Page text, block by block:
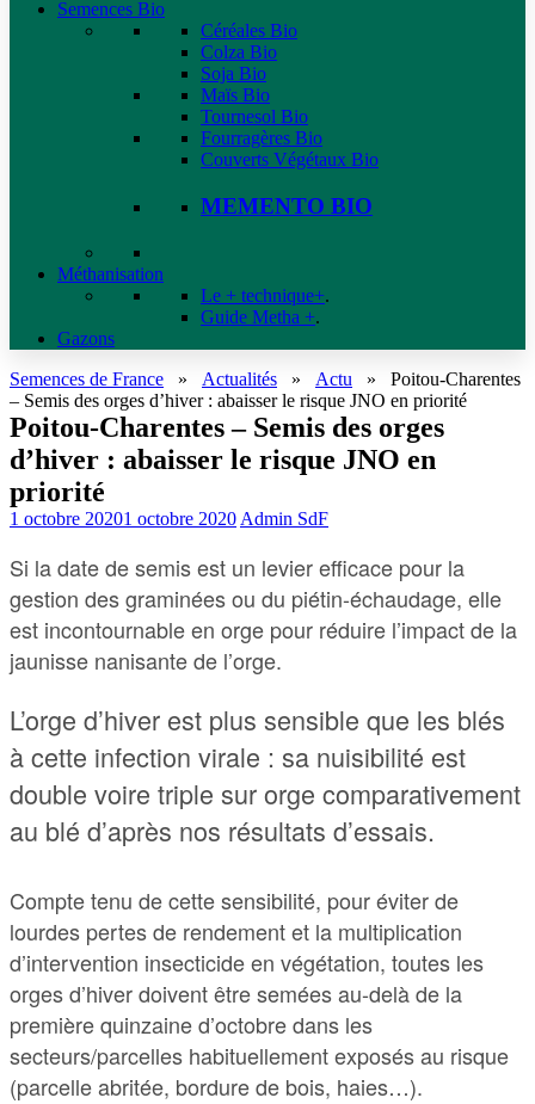
Semences Bio
Céréales Bio
Colza Bio
Soja Bio
Maïs Bio
Tournesol Bio
Fourragères Bio
Couverts Végétaux Bio
MEMENTO BIO
Méthanisation
Le + technique+.
Guide Metha +.
Gazons
Semences de France » Actualités » Actu » Poitou-Charentes
– Semis des orges d’hiver : abaisser le risque JNO en priorité
Poitou-Charentes – Semis des orges
d’hiver : abaisser le risque JNO en
priorité
1 octobre 20201 octobre 2020 Admin SdF
Si la date de semis est un levier efficace pour la
gestion des graminées ou du piétin-échaudage, elle
est incontournable en orge pour réduire l’impact de la
jaunisse nanisante de l’orge.
L’orge d’hiver est plus sensible que les blés
à cette infection virale : sa nuisibilité est
double voire triple sur orge comparativement
au blé d’après nos résultats d’essais.
Compte tenu de cette sensibilité, pour éviter de
lourdes pertes de rendement et la multiplication
d’intervention insecticide en végétation, toutes les
orges d’hiver doivent être semées au-delà de la
première quinzaine d’octobre dans les
secteurs/parcelles habituellement exposés au risque
(parcelle abritée, bordure de bois, haies…).